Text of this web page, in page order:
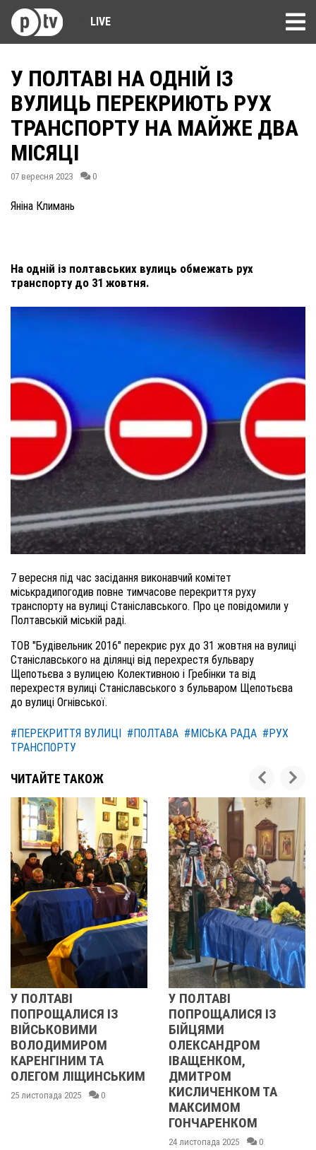
LIVE
У ПОЛТАВІ НА ОДНІЙ ІЗ
ВУЛИЦЬ ПЕРЕКРИЮТЬ РУХ
ТРАНСПОРТУ НА МАЙЖЕ ДВА
МІСЯЦІ
07 вересня 2023 0
Яніна Климань
На одній із полтавських вулиць обмежать рух
транспорту до 31 жовтня.
7 вересня під час засідання виконавчий комітет
міськрадипогодив повне тимчасове перекриття руху
транспорту на вулиці Станіславського. Про це повідомили у
Полтавській міській раді.
ТОВ "Будівельник 2016" перекриє рух до 31 жовтня на вулиці
Станіславського на ділянці від перехрестя бульвару
Щепотьєва з вулицею Колективною і Гребінки та від
перехрестя вулиці Станіславського з бульваром Щепотьєва
до вулиці Огнівської.
#ПЕРЕКРИТТЯ ВУЛИЦІ #ПОЛТАВА #МІСЬКА РАДА #РУХ
ТРАНСПОРТУ
ЧИТАЙТЕ ТАКОЖ
ІЗ
ТА
0
ПОПРОЩАЛИСЯ ІЗ
ОЛЕКСАНДРОМ
ІВАЩЕНКОМ,
ДМИТРОМ
КИСЛИЧЕНКОМ ТА
МАКСИМОМ
ГОНЧАРЕНКОМ
24 листопада 2025 0
2013